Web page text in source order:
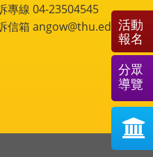
專線 04-23504545
信箱 angow@thu.edu.tw
活動
報名
分眾
導覽